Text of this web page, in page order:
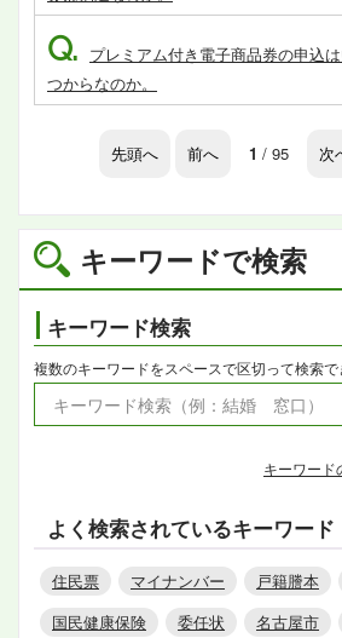
キーワードで検索
キーワード検索
複数のキーワードをスペースで区切って検索で
キーワード
よく検索されているキーワード
住民票 マイナンバー 戸籍謄本
国民健康保険
委任状 名古屋市
Q. プレミアム付き電子商品券の申込
つからなのか。
先頭へ 前へ 1 / 95 次